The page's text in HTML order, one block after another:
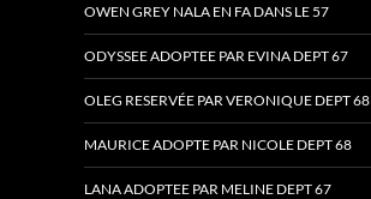
OWEN GREY NALA EN FA DANS LE 57
ODYSSEE ADOPTEE PAR EVINA DEPT 67
OLEG RESERVÉE PAR VERONIQUE DEPT 68
MAURICE ADOPTE PAR NICOLE DEPT 68
LANA ADOPTEE PAR MELINE DEPT 67